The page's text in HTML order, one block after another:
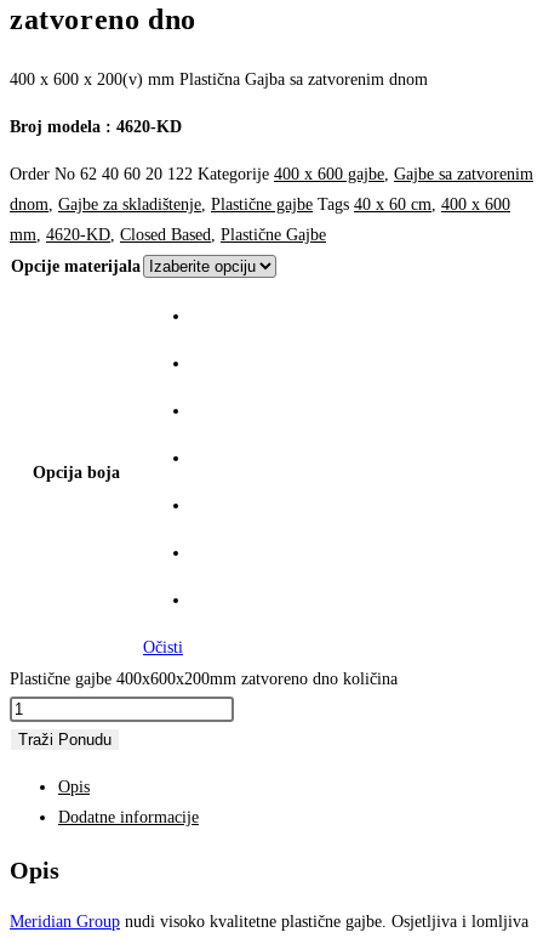
zatvoreno dno
400 x 600 x 200(v) mm Plastična Gajba sa zatvorenim dnom
Broj modela : 4620-KD
Order No 62 40 60 20 122 Kategorije 400 x 600 gajbe, Gajbe sa zatvorenim
dnom, Gajbe za skladištenje, Plastične gajbe Tags 40 x 60 cm, 400 x 600
mm, 4620-KD, Closed Based, Plastične Gajbe
Opcije materijala
Opcija boja
Očisti
Plastične gajbe 400x600x200mm zatvoreno dno količina
Traži Ponudu
Opis
Dodatne informacije
Opis
Meridian Group nudi visoko kvalitetne plastične gajbe. Osjetljiva i lomljiva